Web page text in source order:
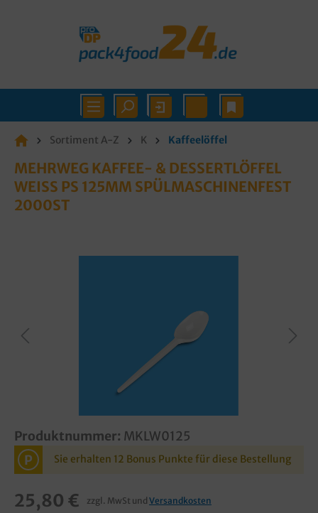
Sortiment A-Z K Kaffeelöffel
MEHRWEG KAFFEE- & DESSERTLÖFFEL
WEISS PS 125MM SPÜLMASCHINENFEST 2
000ST
Produktnummer: MKLW0125
P Sie erhalten 12 Bonus Punkte für diese Bestellung
25,80 € zzgl. MwSt und Versandkosten